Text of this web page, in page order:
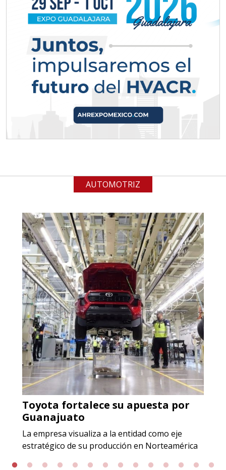
Aplicar al Requerimiento
Empresa en Jalisco
Requiere:
ALAMBRE DE INCONEL
Requisitos: Garantizar composición
(especialmente para grafito) y
Empresa en Jalisco
Requiere:
ACERO INOXIDABLE
Especificaciones:
Incluyendo grado 304. Requisitos:
Garantizar composición química y
origen adecuados (especialmente
para grafito) y contar con sistemas
de calidad y gestión ambiental.
Aplicar al Requerimiento
Empresa en Jalisco
GRAFITO LAMINADO EN
ROLLO
AUTOMOTRIZ
Toyota fortalece su apuesta por
Guanajuato
La empresa visualiza a la entidad como eje
estratégico de su producción en Norteamérica